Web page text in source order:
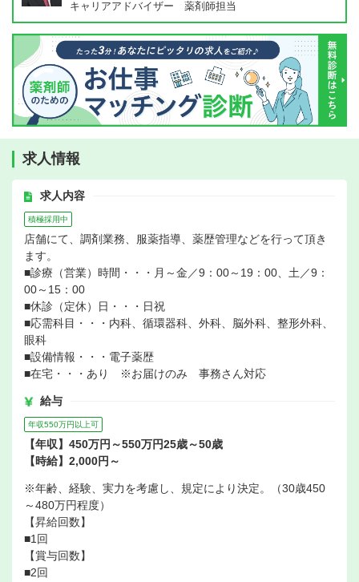
キャリアアドバイザー 薬剤師担当
求人情報
求人内容
積極採用中
店舗にて、調剤業務、服薬指導、薬歴管理などを行って頂き
ます。
■診療（営業）時間・・・月～金／9：00～19：00、土／9：
00～15：00
■休診（定休）日・・・日祝
■応需科目・・・内科、循環器科、外科、脳外科、整形外科、
眼科
■設備情報・・・電子薬歴
■在宅・・・あり ※お届けのみ 事務さん対応
給与
年収550万円以上可
【年収】450万円～550万円25歳～50歳
【時給】2,000円～
※年齢、経験、実力を考慮し、規定により決定。（30歳450
～480万円程度）
【昇給回数】
■1回
【賞与回数】
■2回